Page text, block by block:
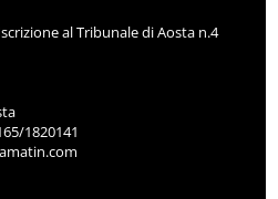
al Tribunale di Aosta n.4
1820141